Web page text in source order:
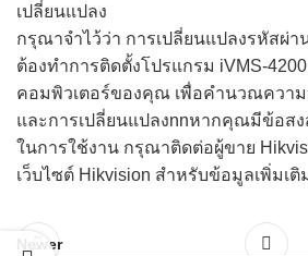
เปลี่ยนแปลง
กรุณาจำไว้ว่า การเปลี่ยนแปลงรหัสผ่
ต้องทำการติดตั้งโปรแกรม iVMS-
คอมพิวเตอร์ของคุณ เพื่อคำนวณความ
และการเปลี่ยนแปลงnnหากคุณมีข้อส
ในการใช้งาน กรุณาติดต่อผู้ขาย
เว็บไซต์ Hikvision สำหรับข้อมูลเพิ่มเติ
Newer